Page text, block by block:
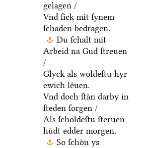
gelagen /
Vnd ſick mit ſynem
ſchaden bedragen.
Du ſchalt mit
Arbeid na Gud ſtreuen
/
Glyck als woldeſtu hyr
ewich leͤuen.
Vnd doch ſtaͤn darby in
ſteden ſorgen /
Als ſcholdeſtu ſteruen
huͤdt edder morgen.
So ſchoͤn ys